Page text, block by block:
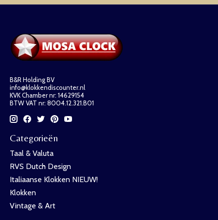
B&R Holding BV
info@klokkendiscounter.nl
KVK Chamber nr: 14629154
BTW VAT nr: 8004.12.321.B01
Categorieën
Taal & Valuta
RVS Dutch Design
Italiaanse Klokken NIEUW!
Klokken
Vintage & Art